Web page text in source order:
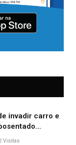
invadir carro e
trânsito
Visitas